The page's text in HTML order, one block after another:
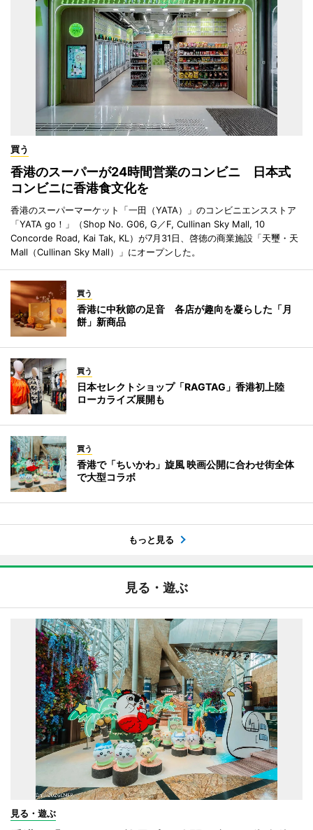
買う
香港のスーパーが24時間営業のコンビニ 日本式
コンビニに香港食文化を
香港のスーパーマーケット「一田（YATA）」のコンビニエンスストア
「YATA go！」（Shop No. G06, G／F, Cullinan Sky Mall, 10
Concorde Road, Kai Tak, KL）が7月31日、啓徳の商業施設「天璽・天
Mall（Cullinan Sky Mall）」にオープンした。
買う
香港に中秋節の足音 各店が趣向を凝らした「月
餅」新商品
買う
日本セレクトショップ「RAGTAG」香港初上陸
ローカライズ展開も
買う
香港で「ちいかわ」旋風 映画公開に合わせ街全体
で大型コラボ
もっと見る
見る・遊ぶ
見る・遊ぶ